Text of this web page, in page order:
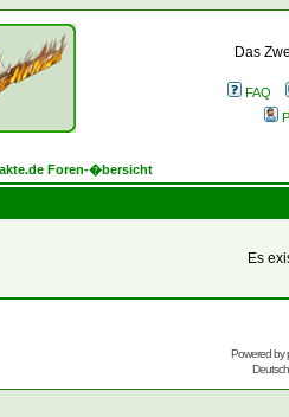
Das
FAQ
Foren-�bersicht
Es
Powered by